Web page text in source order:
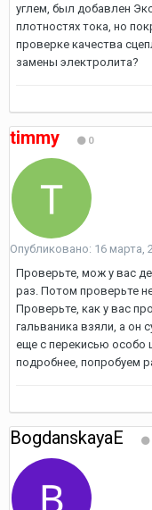
углем, был добавлен
плотностях тока, но
проверке качества
замены электролита?
timmy 0
Опубликовано: 16 марта,
Проверьте, мож у вас
раз. Потом проверьте
Проверьте, как у вас
гальваника взяли, а он
еще c перекисью особо
подробнее, попробуем
BogdanskayaE